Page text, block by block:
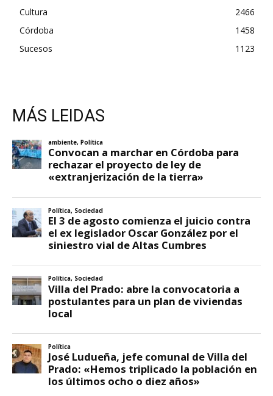
Cultura
2466
Córdoba
1458
Sucesos
1123
MÁS LEIDAS